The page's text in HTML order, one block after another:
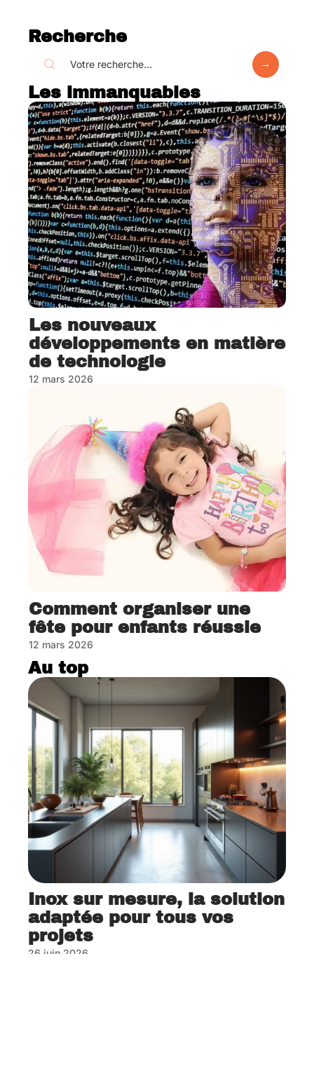
Recherche
Les immanquables
Les nouveaux
développements en matière
de technologie
12 mars 2026
Comment organiser une
fête pour enfants réussie
12 mars 2026
Au top
Inox sur mesure, la solution
adaptée pour tous vos
projets
26 juin 2026